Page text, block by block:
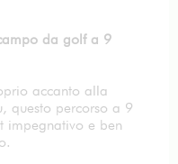
da golf a 9
accanto alla
questo percorso a 9
impegnativo e ben